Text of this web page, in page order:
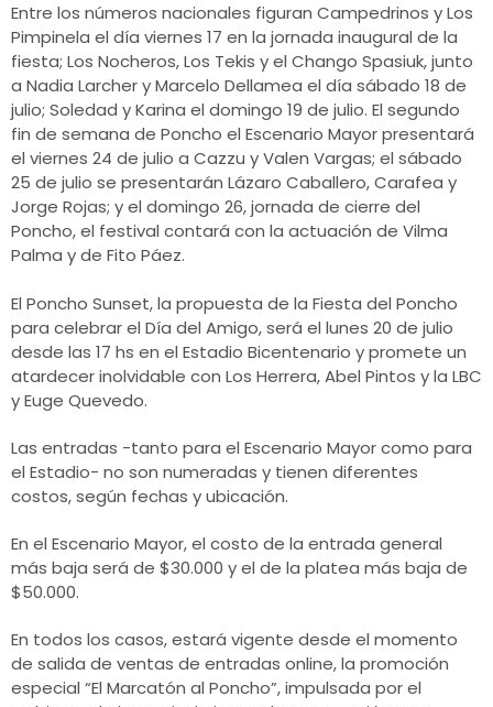
Entre los números nacionales figuran Campedrinos y Los
Pimpinela el día viernes 17 en la jornada inaugural de la
fiesta; Los Nocheros, Los Tekis y el Chango Spasiuk, junto
a Nadia Larcher y Marcelo Dellamea el día sábado 18 de
julio; Soledad y Karina el domingo 19 de julio. El segundo
fin de semana de Poncho el Escenario Mayor presentará
el viernes 24 de julio a Cazzu y Valen Vargas; el sábado
25 de julio se presentarán Lázaro Caballero, Carafea y
Jorge Rojas; y el domingo 26, jornada de cierre del
Poncho, el festival contará con la actuación de Vilma
Palma y de Fito Páez.
El Poncho Sunset, la propuesta de la Fiesta del Poncho
para celebrar el Día del Amigo, será el lunes 20 de julio
desde las 17 hs en el Estadio Bicentenario y promete un
atardecer inolvidable con Los Herrera, Abel Pintos y la LBC
y Euge Quevedo.
Las entradas -tanto para el Escenario Mayor como para
el Estadio- no son numeradas y tienen diferentes
costos, según fechas y ubicación.
En el Escenario Mayor, el costo de la entrada general
más baja será de $30.000 y el de la platea más baja de
$50.000.
En todos los casos, estará vigente desde el momento
de salida de ventas de entradas online, la promoción
especial “El Marcatón al Poncho”, impulsada por el